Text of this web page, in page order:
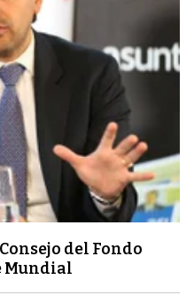
del Fondo
Mundial